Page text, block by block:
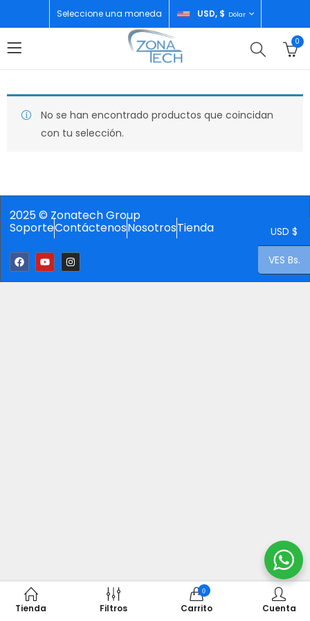
Seleccione una moneda USD, $ Dólar
0
No se han encontrado productos que coincidan
con tu selección.
2025 © Zonatech Group
SoporteContáctenosNosotrosTienda
Tienda Filtros
0
Carrito Cuenta
USD $
VES Bs.